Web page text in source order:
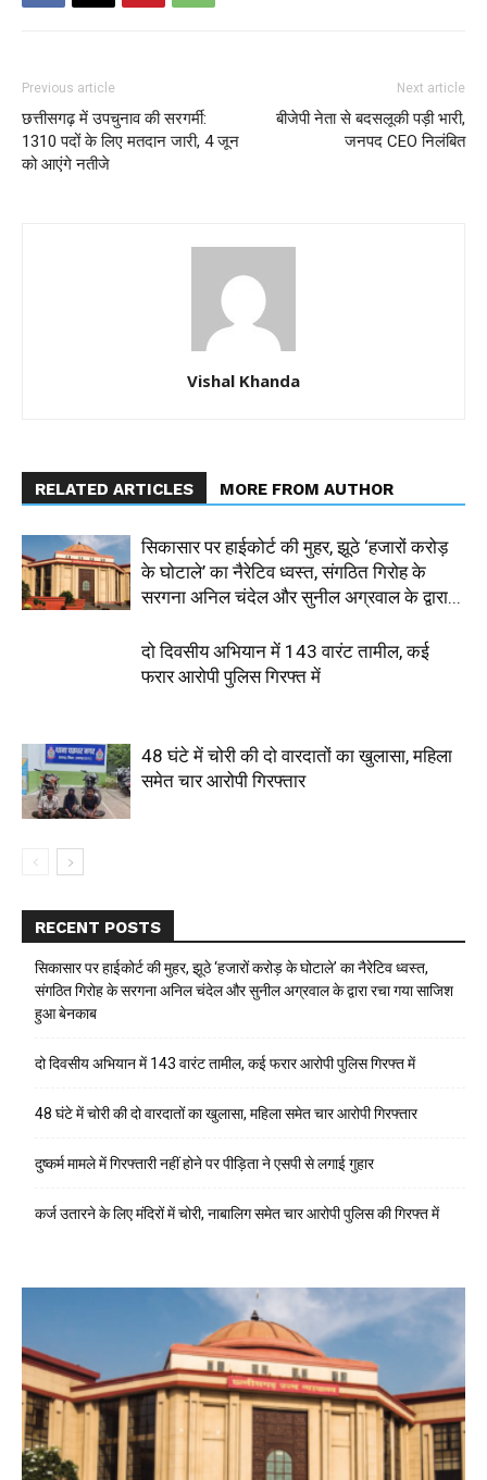
Previous article
छत्तीसगढ़ में उपचुनाव की सरगर्मी:
1310 पदों के लिए मतदान जारी, 4 जून
को आएंगे नतीजे
Next article
बीजेपी नेता से बदसलूकी पड़ी भारी,
जनपद CEO निलंबित
Vishal Khanda
RELATED ARTICLES MORE FROM AUTHOR
सिकासार पर हाईकोर्ट की मुहर, झूठे ‘हजारों करोड़
के घोटाले’ का नैरेटिव ध्वस्त, संगठित गिरोह के
सरगना अनिल चंदेल और सुनील अग्रवाल के द्वारा...
दो दिवसीय अभियान में 143 वारंट तामील, कई
फरार आरोपी पुलिस गिरफ्त में
48 घंटे में चोरी की दो वारदातों का खुलासा, महिला
समेत चार आरोपी गिरफ्तार
RECENT POSTS
सिकासार पर हाईकोर्ट की मुहर, झूठे ‘हजारों करोड़ के घोटाले’ का नैरेटिव ध्वस्त,
संगठित गिरोह के सरगना अनिल चंदेल और सुनील अग्रवाल के द्वारा रचा गया साजिश
हुआ बेनकाब
दो दिवसीय अभियान में 143 वारंट तामील, कई फरार आरोपी पुलिस गिरफ्त में
48 घंटे में चोरी की दो वारदातों का खुलासा, महिला समेत चार आरोपी गिरफ्तार
दुष्कर्म मामले में गिरफ्तारी नहीं होने पर पीड़िता ने एसपी से लगाई गुहार
कर्ज उतारने के लिए मंदिरों में चोरी, नाबालिग समेत चार आरोपी पुलिस की गिरफ्त में